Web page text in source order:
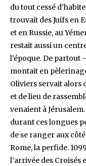
du tout cessé
trouvait des Juifs en
et en Russie, au
restait aussi un
l’époque. De
montait en
Oliviers servait alors
et de lieu de
venaient à
durant ces longues
de se ranger aux
Rome, la perfide.
l’arrivée des Croisés